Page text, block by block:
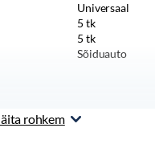
Universaal
5 tk
5 tk
Sõiduauto
rohkem